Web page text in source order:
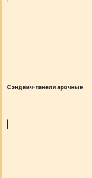
Сэндвич-панели арочные